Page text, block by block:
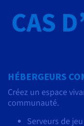
CAS
HÉBERGEURS
Créez un espace
communauté.
Serveurs de